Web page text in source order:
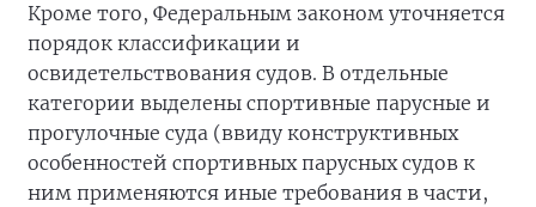
Кроме того, Федеральным законом уточняется
порядок классификации и
освидетельствования судов. В отдельные
категории выделены спортивные парусные и
прогулочные суда (ввиду конструктивных
особенностей спортивных парусных судов к
ним применяются иные требования в части,